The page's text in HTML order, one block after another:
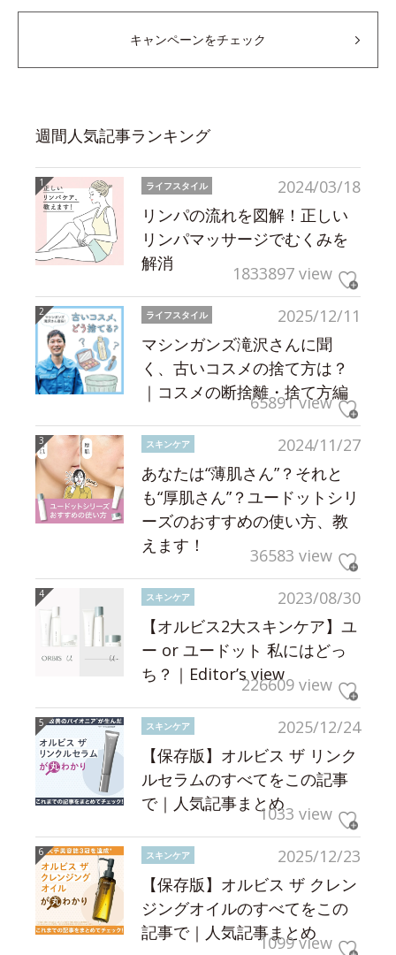
キャンペーンをチェック
週間人気記事ランキング
2024/03/18
ライフスタイル
リンパの流れを図解！正しい
リンパマッサージでむくみを
解消
1833897 view
2025/12/11
ライフスタイル
マシンガンズ滝沢さんに聞
く、古いコスメの捨て方は？
｜コスメの断捨離・捨て方編
65891 view
2024/11/27
スキンケア
あなたは“薄肌さん”？それと
も“厚肌さん”？ユードットシリ
ーズのおすすめの使い方、教
えます！
36583 view
2023/08/30
スキンケア
【オルビス2大スキンケア】ユ
ー or ユードット 私にはどっ
ち？｜Editor’s view226609 view
2025/12/24
スキンケア
【保存版】オルビス ザ リンク
ルセラムのすべてをこの記事
で｜人気記事まとめ1033 view
2025/12/23
スキンケア
【保存版】オルビス ザ クレン
ジングオイルのすべてをこの
記事で｜人気記事まとめ
1099 view